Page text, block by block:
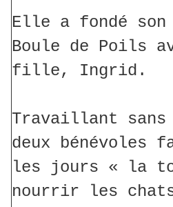
Elle a fondé
Boule de Poils
fille, Ingrid.
Travaillant
deux bénévoles
les jours « la
nourrir les